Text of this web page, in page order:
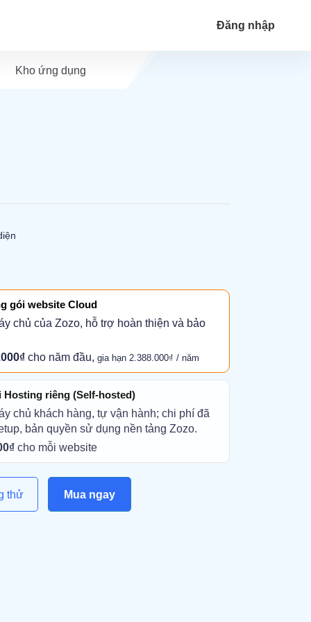
Đăng nhập
Kho ứng dụng
gói website Cloud
chủ của Zozo, hỗ trợ hoàn thiện và bảo
cho năm đầu, gia hạn 2.388.000₫ / năm
riêng (Self-hosted)
chủ khách hàng, tự vận hành; chi phí đã
bản quyền sử dụng nền tảng Zozo.
cho mỗi website
thử Mua ngay